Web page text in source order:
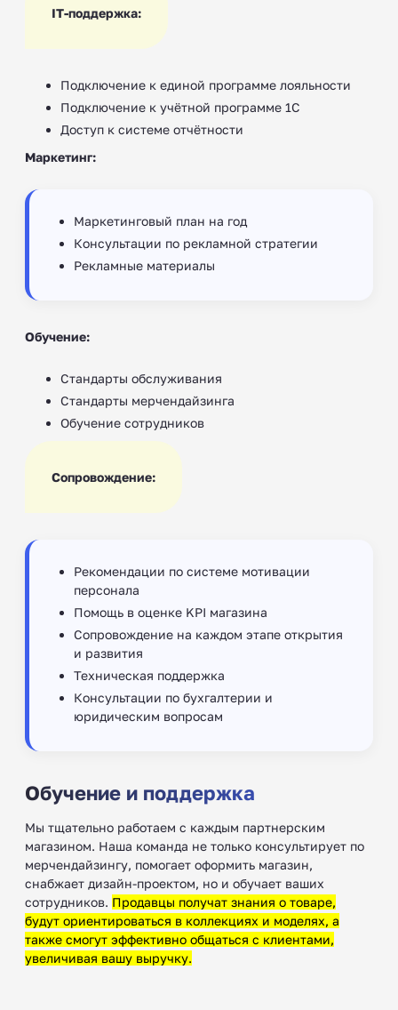
IT-поддержка:
Подключение к единой программе лояльности
Подключение к учётной программе 1С
Доступ к системе отчётности
Маркетинг:
Маркетинговый план на год
Консультации по рекламной стратегии
Рекламные материалы
Обучение:
Стандарты обслуживания
Стандарты мерчендайзинга
Обучение сотрудников
Сопровождение:
Рекомендации по системе мотивации
персонала
Помощь в оценке KPI магазина
Сопровождение на каждом этапе открытия
и развития
Техническая поддержка
Консультации по бухгалтерии и
юридическим вопросам
Обучение и поддержка
Мы тщательно работаем с каждым партнерским
магазином. Наша команда не только консультирует по
мерчендайзингу, помогает оформить магазин,
снабжает дизайн-проектом, но и обучает ваших
сотрудников. Продавцы получат знания о товаре,
будут ориентироваться в коллекциях и моделях, а
также смогут эффективно общаться с клиентами,
увеличивая вашу выручку.